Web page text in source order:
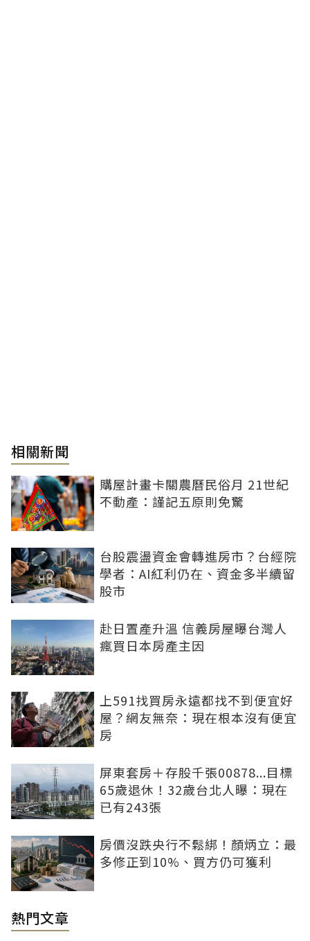
相關新聞
購屋計畫卡關農曆民俗月 21世紀
不動產：謹記五原則免驚
台股震盪資金會轉進房市？台經院
學者：AI紅利仍在、資金多半續留
股市
赴日置產升溫 信義房屋曝台灣人
瘋買日本房產主因
上591找買房永遠都找不到便宜好
屋？網友無奈：現在根本沒有便宜
房
屏東套房＋存股千張00878...目標
65歲退休！32歲台北人曝：現在
已有243張
房價沒跌央行不鬆綁！顏炳立：最
多修正到10%、買方仍可獲利
熱門文章